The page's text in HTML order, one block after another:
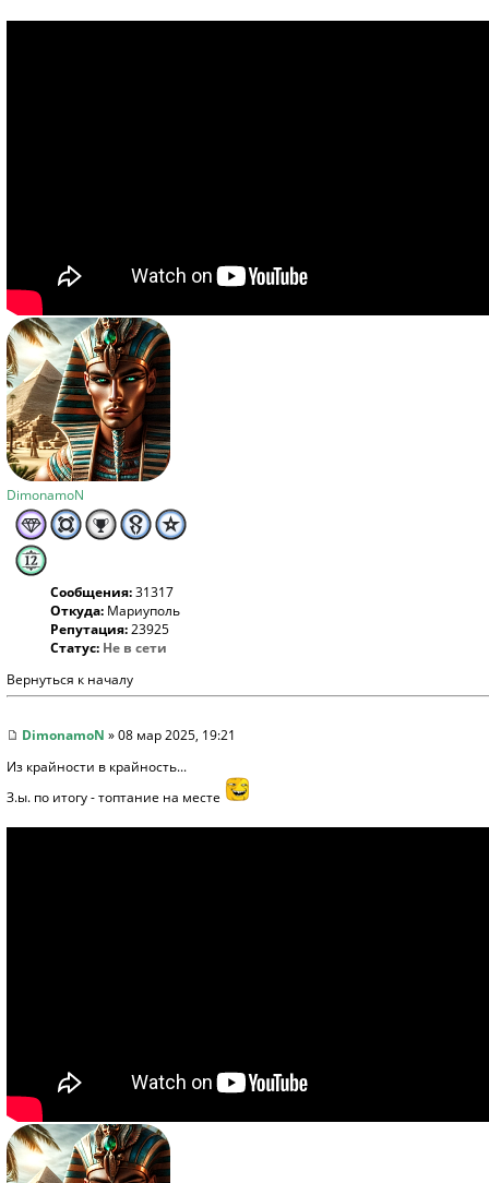
DimonamoN
Сообщения:31317
Откуда: Мариуполь
Репутация:23925
Статус: Не в сети
Вернуться к началу
DimonamoN » 08 мар 2025, 19:21
Из крайности в крайность...
З.ы. по итогу - топтание на месте